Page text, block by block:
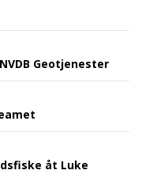
Geotjenester
åt Luke